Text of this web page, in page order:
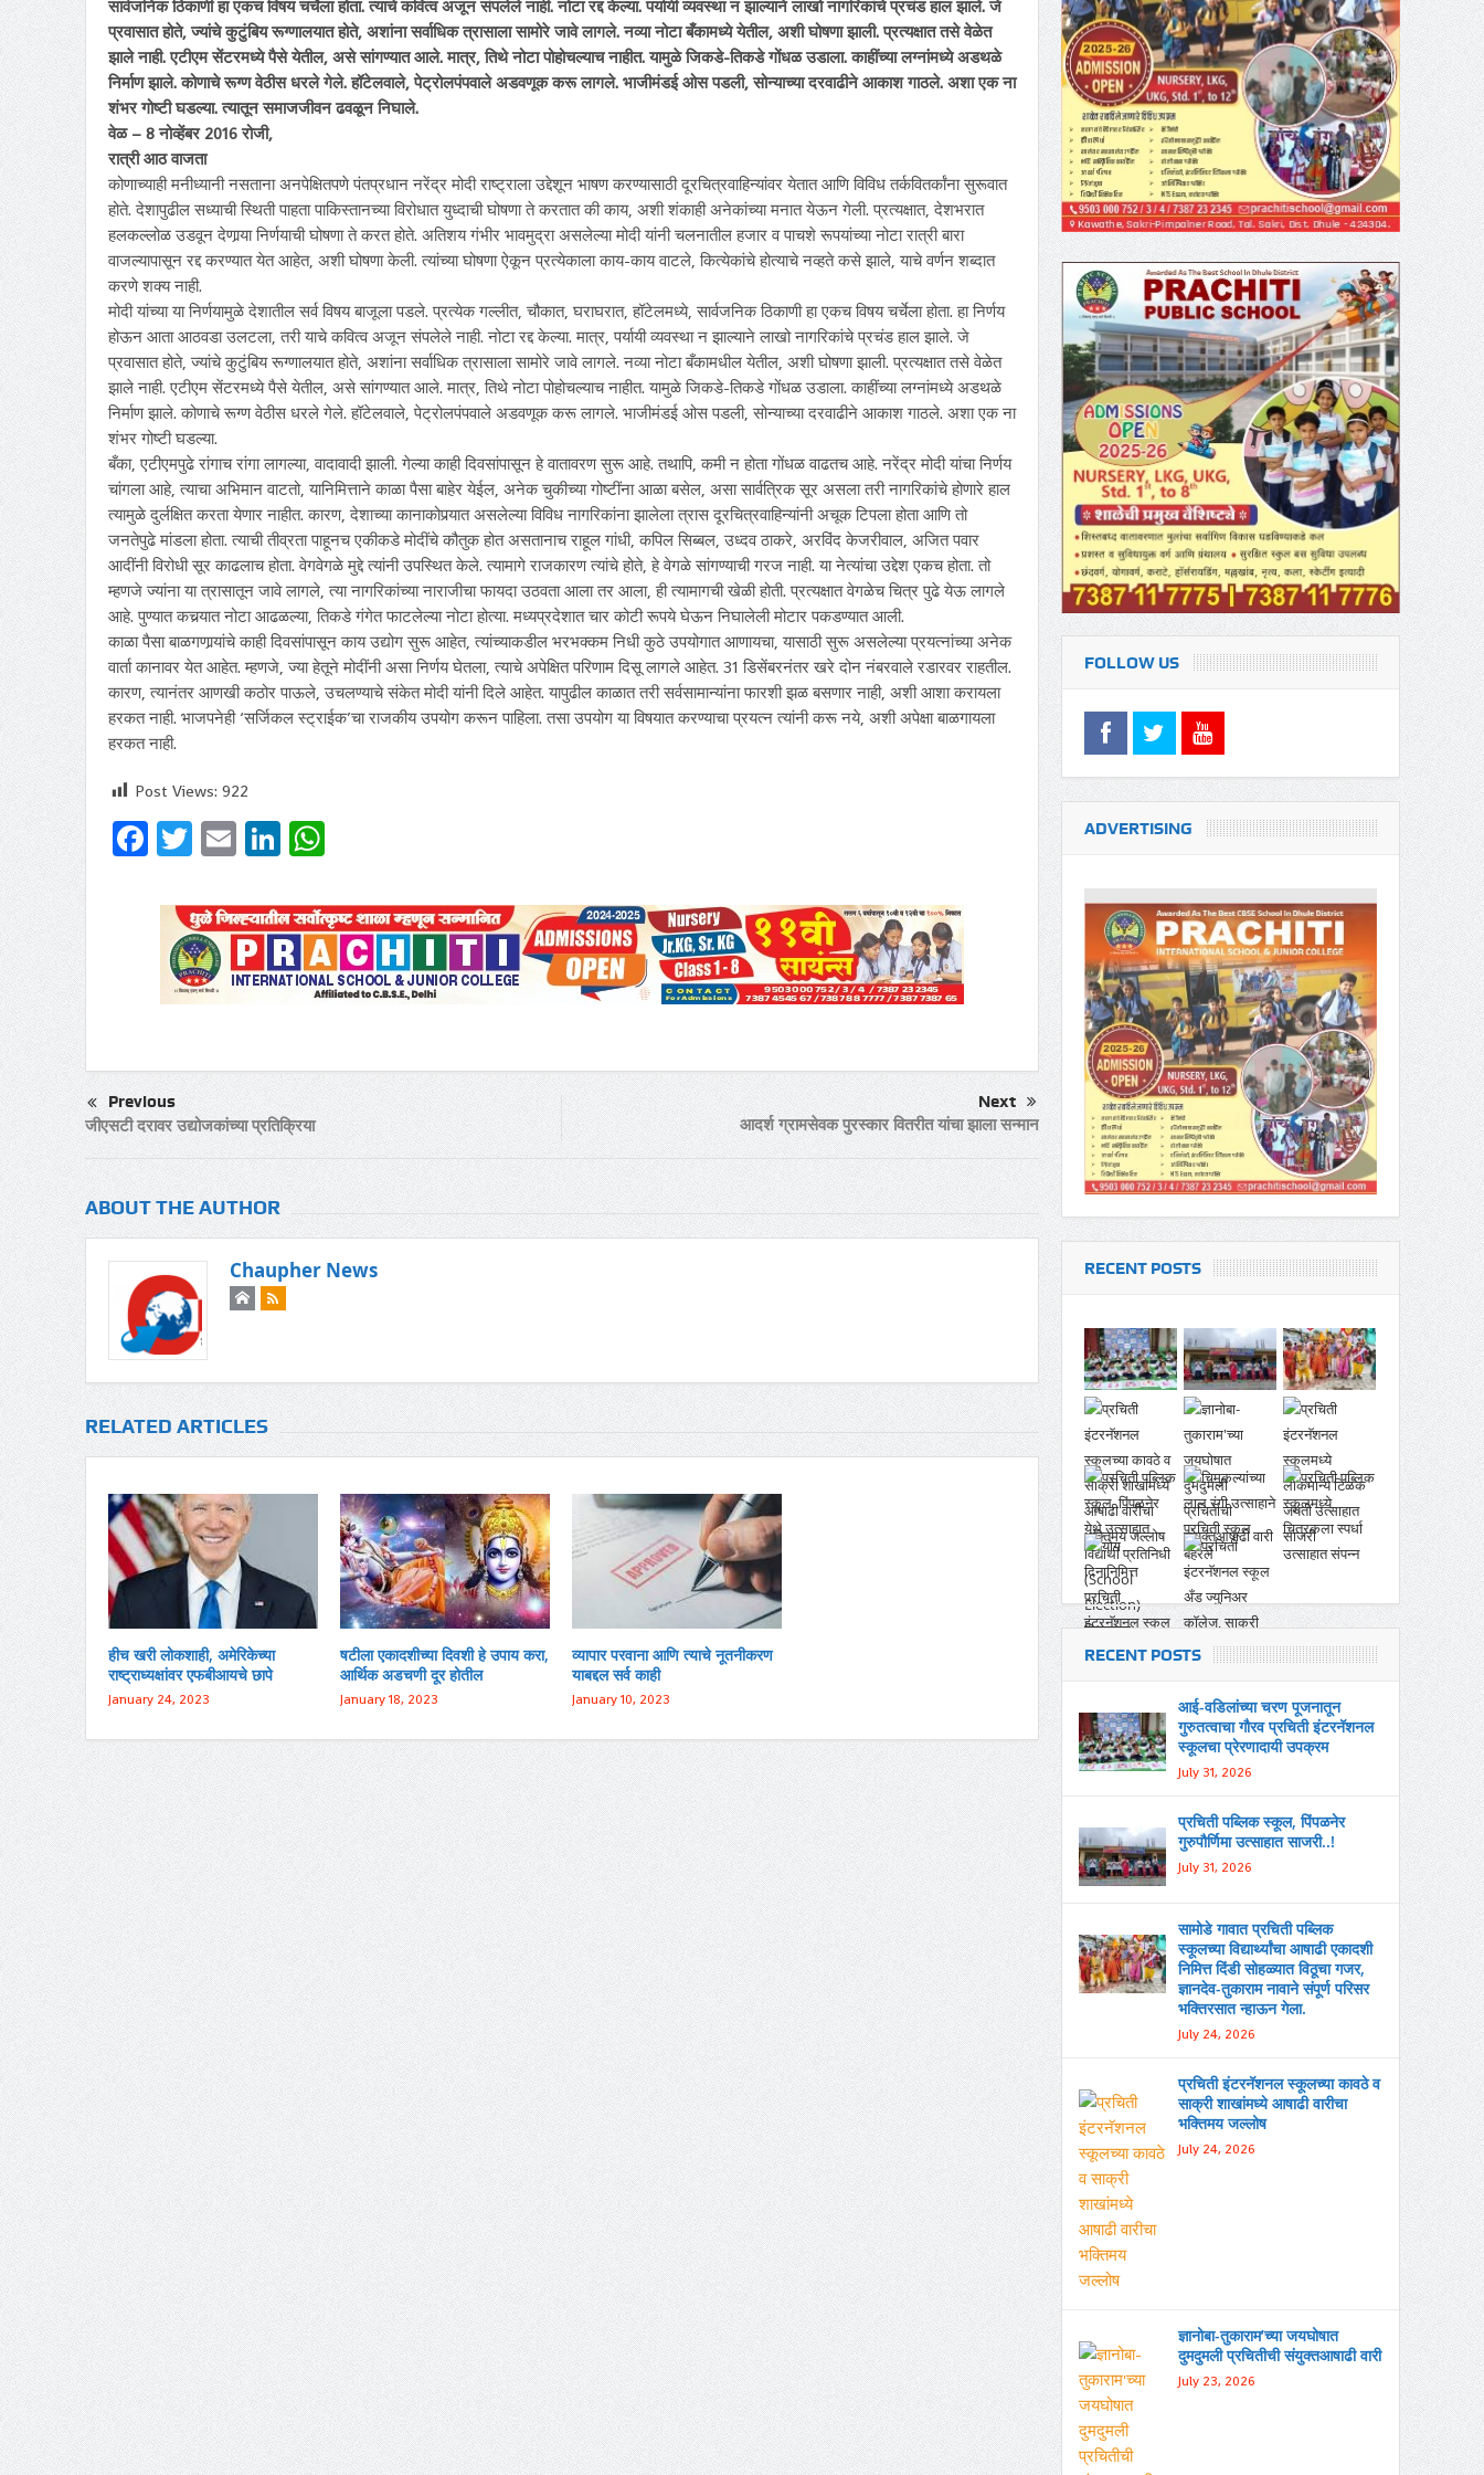
सार्वजनिक ठिकाणी हा एकच विषय चर्चेला होता. त्याचे कवित्व अजून संपलेले नाही. नोटा रद्द केल्या. पर्यायी व्यवस्था न झाल्याने लाखो नागरिकांचे प्रचंड हाल झाले. जे
प्रवासात होते, ज्यांचे कुटुंबिय रूग्णालयात होते, अशांना सर्वाधिक त्रासाला सामोरे जावे लागले. नव्या नोटा बँकामध्ये येतील, अशी घोषणा झाली. प्रत्यक्षात तसे वेळेत
झाले नाही. एटीएम सेंटरमध्ये पैसे येतील, असे सांगण्यात आले. मात्र, तिथे नोटा पोहोचल्याच नाहीत. यामुळे जिकडे-तिकडे गोंधळ उडाला. काहींच्या लग्नांमध्ये अडथळे
निर्माण झाले. कोणाचे रूग्ण वेठीस धरले गेले. हॉटेलवाले, पेट्रोलपंपवाले अडवणूक करू लागले. भाजीमंडई ओस पडली, सोन्याच्या दरवाढीने आकाश गाठले. अशा एक ना
शंभर गोष्टी घडल्या. त्यातून समाजजीवन ढवळून निघाले.
वेळ – 8 नोव्हेंबर 2016 रोजी,
रात्री आठ वाजता
कोणाच्याही मनीध्यानी नसताना अनपेक्षितपणे पंतप्रधान नरेंद्र मोदी राष्ट्राला उद्देशून भाषण करण्यासाठी दूरचित्रवाहिन्यांवर येतात आणि विविध तर्कवितर्कांना सुरूवात
होते. देशापुढील सध्याची स्थिती पाहता पाकिस्तानच्या विरोधात युध्दाची घोषणा ते करतात की काय, अशी शंकाही अनेकांच्या मनात येऊन गेली. प्रत्यक्षात, देशभरात
हलकल्लोळ उडवून देणार्‍या निर्णयाची घोषणा ते करत होते. अतिशय गंभीर भावमुद्रा असलेल्या मोदी यांनी चलनातील हजार व पाचशे रूपयांच्या नोटा रात्री बारा
वाजल्यापासून रद्द करण्यात येत आहेत, अशी घोषणा केली. त्यांच्या घोषणा ऐकून प्रत्येकाला काय-काय वाटले, कित्येकांचे होत्याचे नव्हते कसे झाले, याचे वर्णन शब्दात
करणे शक्य नाही.
मोदी यांच्या या निर्णयामुळे देशातील सर्व विषय बाजूला पडले. प्रत्येक गल्लीत, चौकात, घराघरात, हॉटेलमध्ये, सार्वजनिक ठिकाणी हा एकच विषय चर्चेला होता. हा निर्णय
होऊन आता आठवडा उलटला, तरी याचे कवित्व अजून संपलेले नाही. नोटा रद्द केल्या. मात्र, पर्यायी व्यवस्था न झाल्याने लाखो नागरिकांचे प्रचंड हाल झाले. जे
प्रवासात होते, ज्यांचे कुटुंबिय रूग्णालयात होते, अशांना सर्वाधिक त्रासाला सामोरे जावे लागले. नव्या नोटा बँकामधील येतील, अशी घोषणा झाली. प्रत्यक्षात तसे वेळेत
झाले नाही. एटीएम सेंटरमध्ये पैसे येतील, असे सांगण्यात आले. मात्र, तिथे नोटा पोहोचल्याच नाहीत. यामुळे जिकडे-तिकडे गोंधळ उडाला. काहींच्या लग्नांमध्ये अडथळे
निर्माण झाले. कोणाचे रूग्ण वेठीस धरले गेले. हॉटेलवाले, पेट्रोलपंपवाले अडवणूक करू लागले. भाजीमंडई ओस पडली, सोन्याच्या दरवाढीने आकाश गाठले. अशा एक ना
शंभर गोष्टी घडल्या.
बँका, एटीएमपुढे रांगाच रांगा लागल्या, वादावादी झाली. गेल्या काही दिवसांपासून हे वातावरण सुरू आहे. तथापि, कमी न होता गोंधळ वाढतच आहे. नरेंद्र मोदी यांचा निर्णय
चांगला आहे, त्याचा अभिमान वाटतो, यानिमित्ताने काळा पैसा बाहेर येईल, अनेक चुकीच्या गोष्टींना आळा बसेल, असा सार्वत्रिक सूर असला तरी नागरिकांचे होणारे हाल
त्यामुळे दुर्लक्षित करता येणार नाहीत. कारण, देशाच्या कानाकोपर्‍यात असलेल्या विविध नागरिकांना झालेला त्रास दूरचित्रवाहिन्यांनी अचूक टिपला होता आणि तो
जनतेपुढे मांडला होता. त्याची तीव्रता पाहूनच एकीकडे मोदींचे कौतुक होत असतानाच राहूल गांधी, कपिल सिब्बल, उध्दव ठाकरे, अरविंद केजरीवाल, अजित पवार
आदींनी विरोधी सूर काढलाच होता. वेगवेगळे मुद्दे त्यांनी उपस्थित केले. त्यामागे राजकारण त्यांचे होते, हे वेगळे सांगण्याची गरज नाही. या नेत्यांचा उद्देश एकच होता. तो
म्हणजे ज्यांना या त्रासातून जावे लागले, त्या नागरिकांच्या नाराजीचा फायदा उठवता आला तर आला, ही त्यामागची खेळी होती. प्रत्यक्षात वेगळेच चित्र पुढे येऊ लागले
आहे. पुण्यात कचर्‍यात नोटा आढळल्या, तिकडे गंगेत फाटलेल्या नोटा होत्या. मध्यप्रदेशात चार कोटी रूपये घेऊन निघालेली मोटार पकडण्यात आली.
काळा पैसा बाळगणार्‍यांचे काही दिवसांपासून काय उद्योग सुरू आहेत, त्यांच्याकडील भरभक्कम निधी कुठे उपयोगात आणायचा, यासाठी सुरू असलेल्या प्रयत्नांच्या अनेक
वार्ता कानावर येत आहेत. म्हणजे, ज्या हेतूने मोदींनी असा निर्णय घेतला, त्याचे अपेक्षित परिणाम दिसू लागले आहेत. 31 डिसेंबरनंतर खरे दोन नंबरवाले रडारवर राहतील.
कारण, त्यानंतर आणखी कठोर पाऊले, उचलण्याचे संकेत मोदी यांनी दिले आहेत. यापुढील काळात तरी सर्वसामान्यांना फारशी झळ बसणार नाही, अशी आशा करायला
हरकत नाही. भाजपनेही ‘सर्जिकल स्ट्राईक’चा राजकीय उपयोग करून पाहिला. तसा उपयोग या विषयात करण्याचा प्रयत्न त्यांनी करू नये, अशी अपेक्षा बाळगायला
हरकत नाही.
Post Views: 922
Facebook
Twitter
EmailLinkedIn
WhatsApp
Previous
जीएसटी दरावर उद्योजकांच्या प्रतिक्रिया
Next
आदर्श ग्रामसेवक पुरस्कार वितरीत यांचा झाला सन्मान
ABOUT THE AUTHOR
Chaupher News
RELATED ARTICLES
हीच खरी लोकशाही, अमेरिकेच्या
राष्ट्राध्यक्षांवर एफबीआयचे छापे
January 24, 2023
षटीला एकादशीच्या दिवशी हे उपाय करा,
आर्थिक अडचणी दूर होतील
January 18, 2023
व्यापार परवाना आणि त्याचे नूतनीकरण
याबद्दल सर्व काही
January 10, 2023
FOLLOW US
ADVERTISING
RECENT POSTS
RECENT POSTS
आई-वडिलांच्या चरण पूजनातून
गुरुतत्वाचा गौरव प्रचिती इंटरनॅशनल
स्कूलचा प्रेरणादायी उपक्रम
July 31, 2026
प्रचिती पब्लिक स्कूल, पिंपळनेर
गुरुपौर्णिमा उत्साहात साजरी..!
July 31, 2026
सामोडे गावात प्रचिती पब्लिक
स्कूलच्या विद्यार्थ्यांचा आषाढी एकादशी
निमित्त दिंडी सोहळ्यात विठूचा गजर,
ज्ञानदेव-तुकाराम नावाने संपूर्ण परिसर
भक्तिरसात न्हाऊन गेला.
July 24, 2026
प्रचिती इंटरनॅशनल स्कूलच्या कावठे व
साक्री शाखांमध्ये आषाढी वारीचा
भक्तिमय जल्लोष
July 24, 2026
ज्ञानोबा-तुकाराम’च्या जयघोषात
दुमदुमली प्रचितीची संयुक्तआषाढी वारी
July 23, 2026